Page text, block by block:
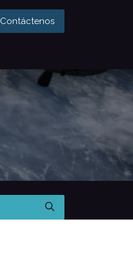
Contáctenos